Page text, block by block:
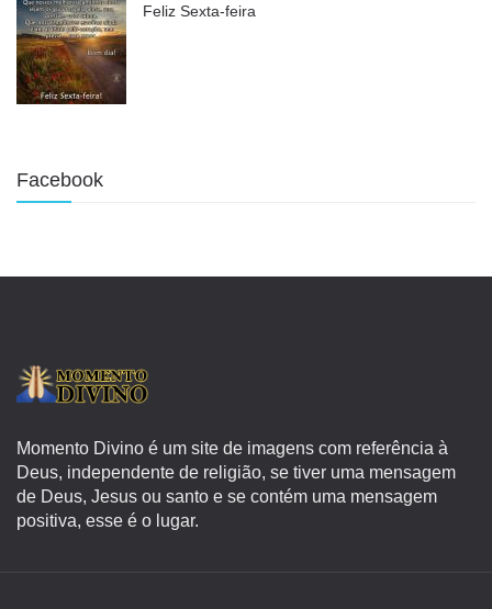
Feliz Sexta-feira
Facebook
Momento Divino é um site de imagens com referência à
Deus, independente de religião, se tiver uma mensagem
de Deus, Jesus ou santo e se contém uma mensagem
positiva, esse é o lugar.